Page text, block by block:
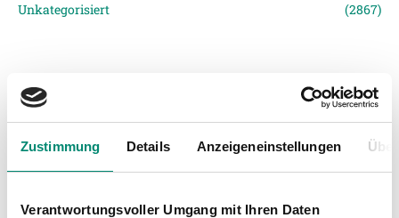
Zustimmung Details Anzeigeneinstellungen
Verantwortungsvoller Umgang mit Ihren Daten
Unkategorisiert
(2867)
VORIGER NEWSEINTRAG NÄCHSTER NEWSEINTRAG